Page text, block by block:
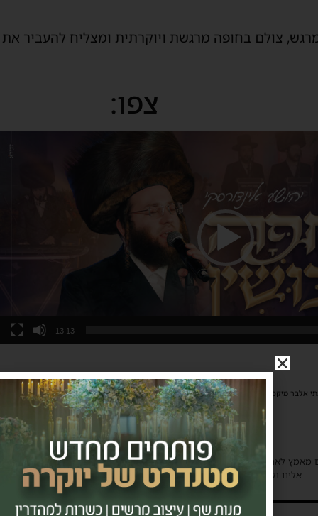
מרגש, צולם בחופה מרגשת ויוקרתית ומצליח להעביר
צפו:
13:13
אלבר מיקס: חיים מוזס עריכה: הרשי סגל אולפן: יענקי לנדאו ומיכאל וינברגר עיצוב עטיפה: זעירא
מאמץ לאתר את בעלי הזכויות בצילומים המגיעים לידינו. אם זיהיתים
אלינו ולבקש לחדול מהשימוש באמצעות כתובת המייל: haredim.ashdod@gmail.com